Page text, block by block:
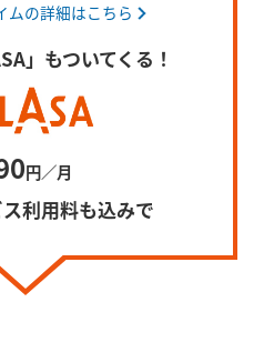
ムの詳細はこちら
」もついてくる！
円／月
利用料も込みで